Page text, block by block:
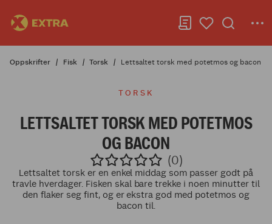
Oppskrifter Fisk Torsk Lettsaltet torsk med potetmos og bacon
TORSK
LETTSALTET TORSK MED POTETMOS
OG BACON
(0)
Lettsaltet torsk er en enkel middag som passer godt på
travle hverdager. Fisken skal bare trekke i noen minutter til
den flaker seg fint, og er ekstra god med potetmos og
bacon til.